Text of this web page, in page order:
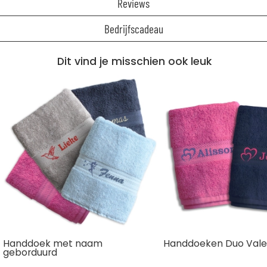
Reviews
Bedrijfscadeau
Dit vind je misschien ook leuk
Handdoek met naam
geborduurd
Handdoeken Duo